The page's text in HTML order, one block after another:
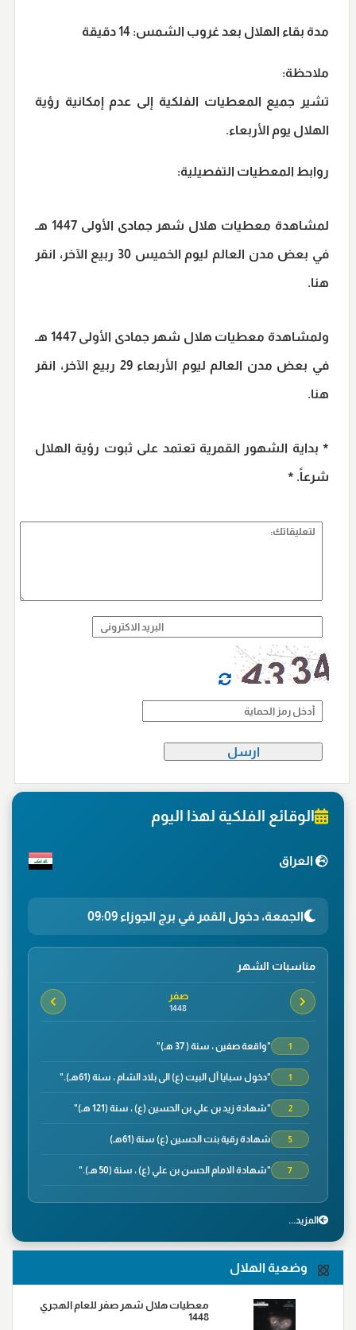
مدة بقاء الهلال بعد غروب الشمس: 14 دقيقة
ملاحظة:
تشير جميع المعطيات الفلكية إلى عدم إمكانية رؤية
الهلال يوم الأربعاء.
روابط المعطيات التفصيلية:
لمشاهدة معطيات هلال شهر جمادى الأولى 1447 هـ
في بعض مدن العالم ليوم الخميس 30 ربيع الآخر ، انقر
هنا.
ولمشاهدة معطيات هلال شهر جمادى الأولى 1447 هـ
في بعض مدن العالم ليوم الأربعاء 29 ربيع الآخر ، انقر
هنا.
٭ بداية الشهور القمرية تعتمد على ثبوت رؤية الهلال
شرعاً. ٭
الوقائع الفلكية لهذا اليوم
العراق
الجمعة، دخول القمر في برج الجوزاء 09:09
مناسبات الشهر
صفر
1448
1 "واقعة صفين ، سنة ( 37 هـ)"
1 "دخول سبايا آل البيت (ع) الى بلاد الشام ، سنة (61هـ)."
2 "شهادة زيد بن علي بن الحسين (ع) ، سنة (121 هـ)"
5 شهادة رقية بنت الحسين (ع) سنة (61هـ)
7 "شهادة الامام الحسن بن علي (ع) ، سنة (50 هـ)."
8 "وفاة الصحابي الجليل سلمان الفارسي ، سنة(35هـ)"
معركة صفين"
9 "واقعة نهروان ، سنة(38هـ)"
14 "شهادة محمد بن ابي بكر ،سنة(38هـ)"
المزید...
وضعية الهلال
معطيات هلال شهر صفر للعام الهجري
1448